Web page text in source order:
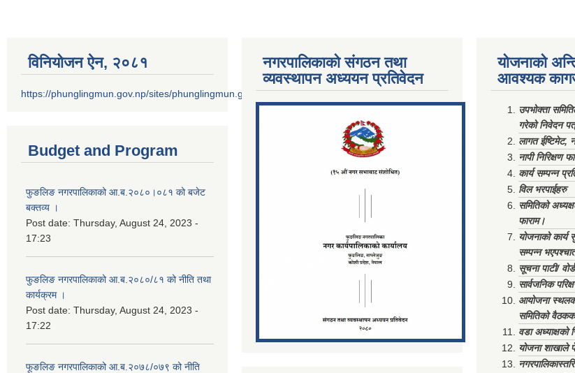
विनियोजन ऐन‚ २०८१
https://phunglingmun.gov.np/sites/phunglingmun.gov.np/files/documents/Al...
Budget and Program
फुङलिङ नगरपालिकाको आ.ब.२०८०।०८१ को बजेट
बक्तव्य ।
Post date: Thursday, August 24, 2023 -
17:23
फुङलिङ नगरपालिकाको आ.ब.२०८०/८१ को नीति तथा
कार्यक्रम ।
Post date: Thursday, August 24, 2023 -
17:22
फूङलिङ नगरपालिकाको आ.ब.२०७८/०७९ को नीति
नगरपालिकाको संगठन तथा
व्यवस्थापन अध्ययन प्रतिवेदन
योजनाको
आवश्यक
उपभोक्ता
गरेको निवेदन
लागत ईष्टिमेट,
नापी निरिक्षण
कार्य सम्पन्न
विल भरपाईहरु
समितिको
फाराम।
योजनाको कार्य
सम्पन्न
सूचना पाटी/
सार्वजनिक
आयोजना
समितिको
वडा अध्याक्षको
योजना शाखाले